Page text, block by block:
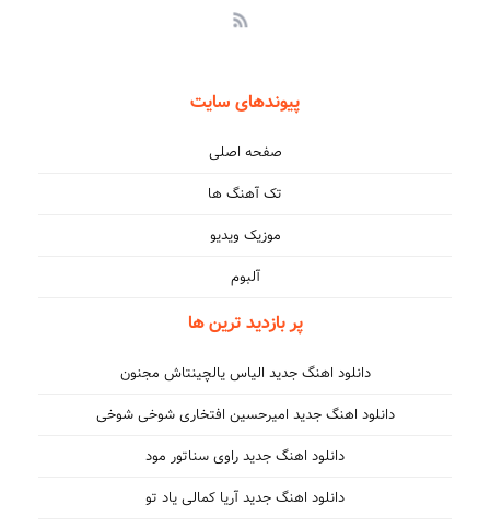
پیوندهای سایت
صفحه اصلی
تک آهنگ ها
موزیک ویدیو
آلبوم
پر بازدید ترین ها
دانلود اهنگ جدید الیاس یالچینتاش مجنون
دانلود اهنگ جدید امیرحسین افتخاری شوخی شوخی
دانلود اهنگ جدید راوی سناتور مود
دانلود اهنگ جدید آریا کمالی یاد تو